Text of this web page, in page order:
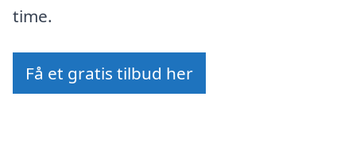
time.
Få et gratis tilbud her